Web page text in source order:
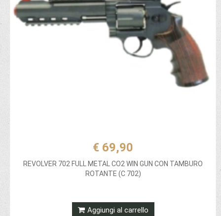
€ 69,90
REVOLVER 702 FULL METAL CO2 WIN GUN CON TAMBURO
ROTANTE (C 702)
Aggiungi al carrello